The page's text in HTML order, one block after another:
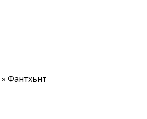
» Фантхьнт